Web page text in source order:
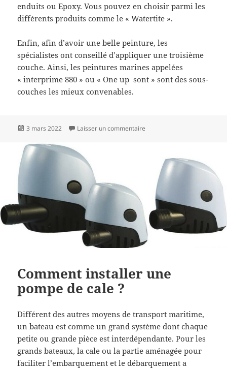
enduits ou Epoxy. Vous pouvez en choisir parmi les
différents produits comme le « Watertite ».
Enfin, afin d’avoir une belle peinture, les
spécialistes ont conseillé d’appliquer une troisième
couche. Ainsi, les peintures marines appelées
« interprime 880 » ou « One up sont » sont des sous-
couches les mieux convenables.
Publié
3 mars 2022 Laisser un commentaire
Comment installer une
pompe de cale ?
Différent des autres moyens de transport maritime,
un bateau est comme un grand système dont chaque
petite ou grande pièce est interdépendante. Pour les
grands bateaux, la cale ou la partie aménagée pour
faciliter l’embarquement et le débarquement a